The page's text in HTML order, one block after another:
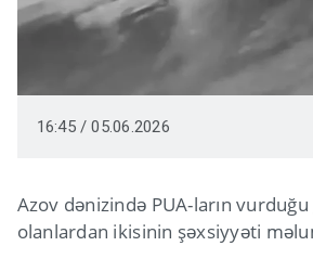
16:45 / 05.06.2026
Azov dənizində PUA-ların
olanlardan ikisinin şəxsiyyəti